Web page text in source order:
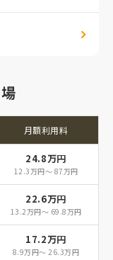
月額利用料
24.8万円
12.3万円～ 87万円
22.6万円
13.2万円～ 69.8万円
17.2万円
8.9万円～ 26.3万円